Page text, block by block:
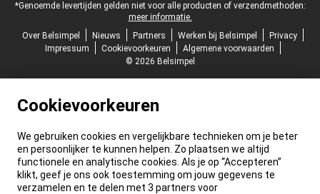
*Genoemde levertijden gelden niet voor alle producten of verzendmethoden:
meer informatie.
Over Belsimpel
Nieuws Partners Werken bij Belsimpel
Privacy
Impressum
Cookievoorkeuren
Algemene voorwaarden
© 2026 Belsimpel
Cookievoorkeuren
We gebruiken cookies en vergelijkbare technieken om je beter
en persoonlijker te kunnen helpen. Zo plaatsen we altijd
functionele en analytische cookies. Als je op “Accepteren”
klikt, geef je ons ook toestemming om jouw gegevens te
verzamelen en te delen met 3 partners voor